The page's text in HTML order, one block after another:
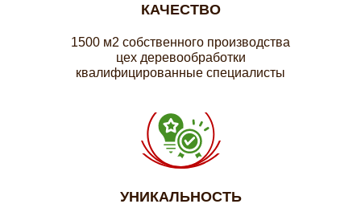
КАЧЕСТВО
1500 м2 собственного производства
цех деревообработки
квалифицированные специалисты
УНИКАЛЬНОСТЬ